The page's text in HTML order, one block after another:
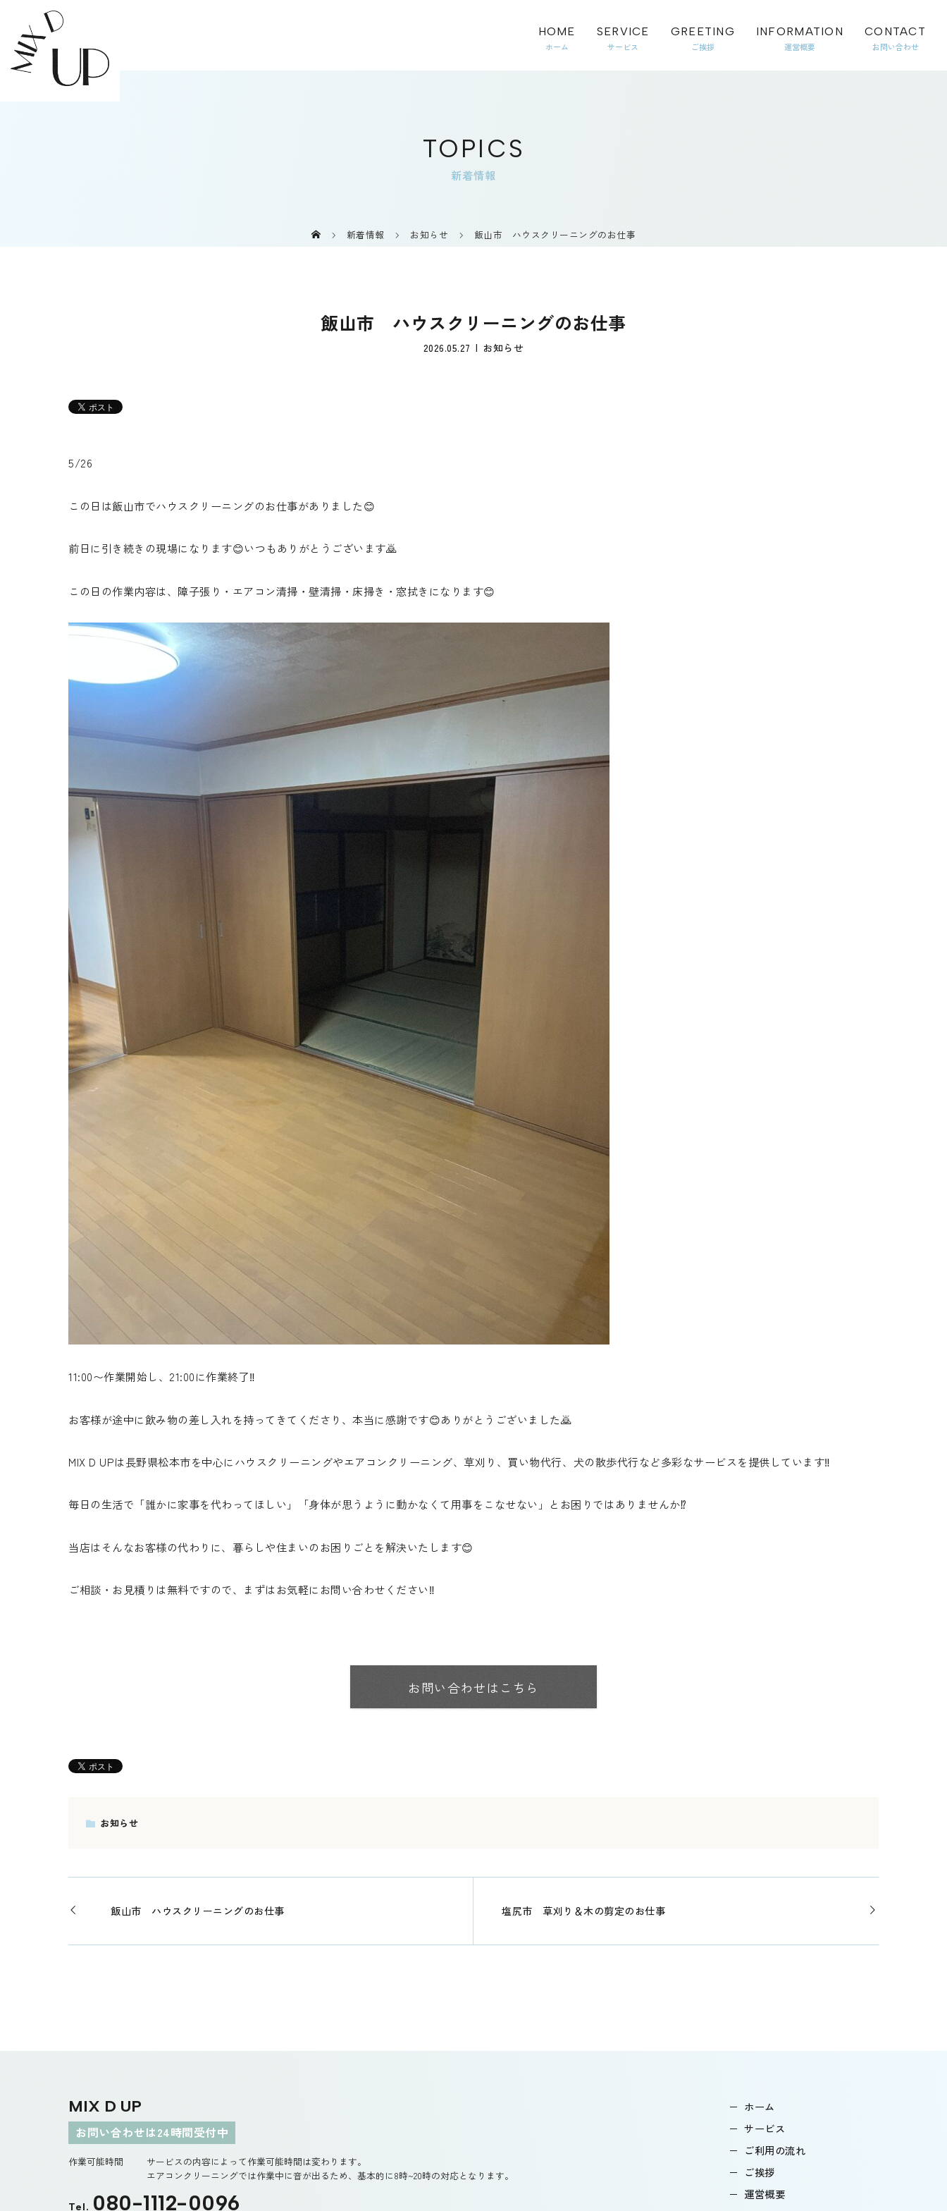
HOME SERVICE GREETING INFORMATION CONTACT
TOPICS
新着情報
新着情報 お知らせ 飯山市 ハウスクリーニングのお仕事
飯山市 ハウスクリーニングのお仕事
2026.05.27 お知らせ
5/26
この日は飯山市でハウスクリーニングのお仕事がありました😊
前日に引き続きの現場になります😊いつもありがとうございます🙇
この日の作業内容は、障子張り・エアコン清掃・壁清掃・床掃き・窓拭きになります😊
11:00〜作業開始し、21:00に作業終了‼️
お客様が途中に飲み物の差し入れを持ってきてくださり、本当に感謝です😊ありがとうございました🙇
MIX D UPは長野県松本市を中心にハウスクリーニングやエアコンクリーニング、草刈り、買い物代行、犬の散歩代行など多彩なサービスを提供しています‼️
毎日の生活で「誰かに家事を代わってほしい」「身体が思うように動かなくて用事をこなせない」とお困りではありませんか⁉️
当店はそんなお客様の代わりに、暮らしや住まいのお困りごとを解決いたします😊
ご相談・お見積りは無料ですので、まずはお気軽にお問い合わせください‼️
お問い合わせはこちら
お知らせ
飯山市 ハウスクリーニングのお仕事 塩尻市 草刈り＆木の剪定のお仕事
MIX D UP
お問い合わせは24時間受付中
作業可能時間
サービスの内容によって作業可能時間は変わります。
エアコンクリーニングでは作業中に音が出るため、基本的に8時~20時の対応となります。
Tel. 080-1112-0096
ホーム
サービス
ご利用の流れ
ご挨拶
運営概要